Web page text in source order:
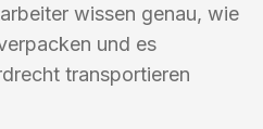
wissen genau, wie
und es
transportieren